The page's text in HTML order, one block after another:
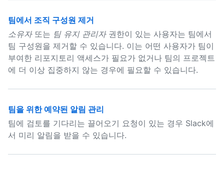
팀에서 조직 구성원 제거
소유자또는 팀 유지 관리자권한이 있는 사용자는 팀에서
팀 구성원을 제거할 수 있습니다. 이는 어떤 사용자가 팀이
부여한 리포지토리 액세스가 필요가 없거나 팀의 프로젝트
에 더 이상 집중하지 않는 경우에 필요할 수 있습니다.
팀을 위한 예약된 알림 관리
팀에 검토를 기다리는 끌어오기 요청이 있는 경우 Slack에
서 미리 알림을 받을 수 있습니다.